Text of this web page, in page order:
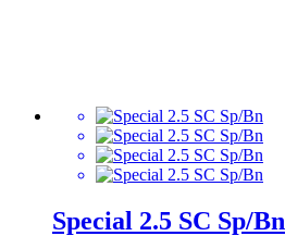
Special 2.5 SС Sp/Bn